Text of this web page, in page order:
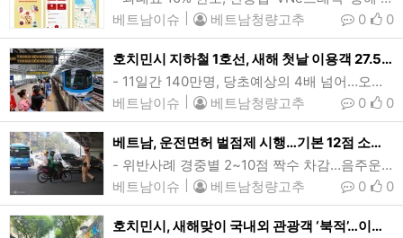
베트남이슈
베트남청량고추 0
0
호치민시 지하철 1호선, 새해 첫날 이용객 27.5만여명…개통후 최대
- 11일간 140만명, 당초예상의 4배 넘어…오는 20일까지 무료운행- 벤탄-투득시 수오이띠엔, 19.7km 구간…편도 소요시간 약 30분호치민시 지하철 1호선 전동차가 플랫폼에 진입하는 모습(윗사진). 호치민시 1호선은 1군 중심부인 벤탄역부터 투득시 수오이띠엔버스터미널역까지 도심과 동부지역 연결성 강화를 목표로 한 호치민시 최초의 지하철로, 총 19.7km 구간에 지하역사 3개, 지상역사 11개 등 총 14개역이 들어섰다. (사진·그래픽=VnExpress/Quynh Tran·Khanh Hoang)[인사이드비나=호치민, 응웬 늇…
베트남이슈
베트남청량고추 0
0
베트남, 운전면허 벌점제 시행…기본 12점 소진시 면허취소
- 위반사례 경중별 2~10점 짝수 차감…음주운전 등 고위험 최고 10점- 차종별 적용, 차감내역 1년간 없어야 원상회복…6개월뒤 필기·실기 재응시새해 첫날 베트남 교통경찰이 교통법규를 위반한 오토바이를 단속하고 있다. 베트남이 올해부터 시행하는 운전면허 벌점제는 차종별(A1, A2, B, C 등) 운전면허 소지자에게 12점을 부여한 뒤, 교통법규 위반 사례별로 점수를 짝수(최저 2점, 최고 10점) 차감하는 방식으로 운영된다. (사진=VnExpress/Gia Chinh)[인사이드비나=하노이, 떤 풍(Tan p…
베트남이슈
베트남청량고추 0
0
호치민시, 새해맞이 국내외 관광객 ‘북적’…이틀간 75만명